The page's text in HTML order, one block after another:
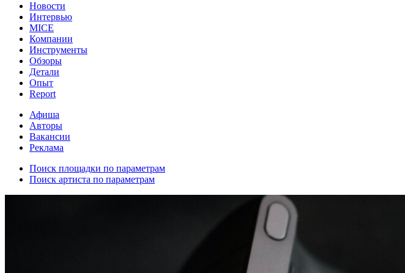
Новости
Интервью
MICE
Компании
Инструменты
Обзоры
Детали
Опыт
Report
Афиша
Авторы
Вакансии
Реклама
Поиск площадки по параметрам
Поиск артиста по параметрам